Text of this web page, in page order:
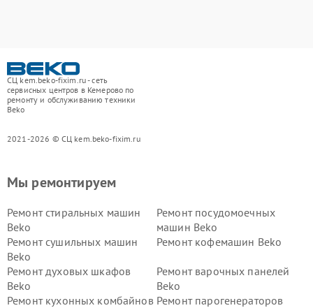
СЦ kem.beko-fixim.ru - сеть
сервисных центров в Кемерово по
ремонту и обслуживанию техники
Beko
2021-2026 © СЦ kem.beko-fixim.ru
Мы ремонтируем
Ремонт стиральных машин
Beko
Ремонт посудомоечных
машин Beko
Ремонт сушильных машин
Beko
Ремонт кофемашин Beko
Ремонт духовых шкафов
Beko
Ремонт варочных панелей
Beko
Ремонт кухонных комбайнов Ремонт парогенераторов